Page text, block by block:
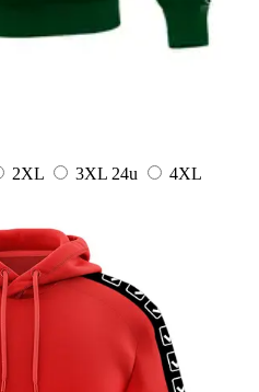
2XL 3XL 24u
4XL